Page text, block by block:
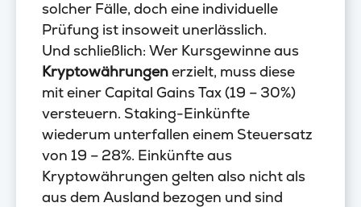
solcher Fälle, doch eine individuelle
Prüfung ist insoweit unerlässlich.
Und schließlich: Wer Kursgewinne aus
Kryptowährungenerzielt, muss diese
mit einer Capital Gains Tax (19 – 30%)
versteuern. Staking-Einkünfte
wiederum unterfallen einem Steuersatz
von 19 – 28%. Einkünfte aus
Kryptowährungen gelten also nicht als
aus dem Ausland bezogen und sind